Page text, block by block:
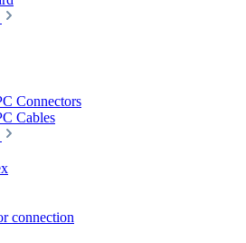
Connectors
Cables
connection